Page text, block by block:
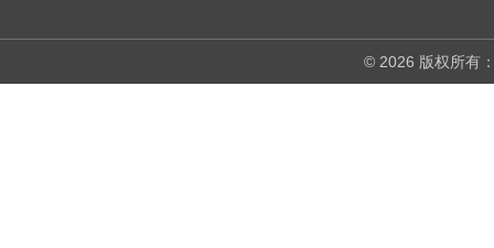
© 2026 版权所有